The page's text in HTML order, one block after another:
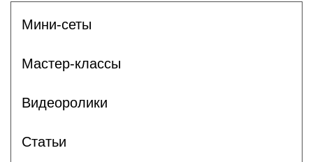
Мини-сеты
Мастер-классы
Видеоролики
Статьи